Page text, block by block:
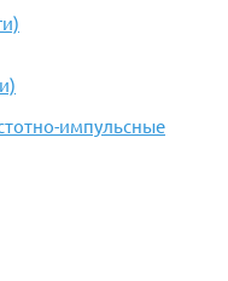
импульсные